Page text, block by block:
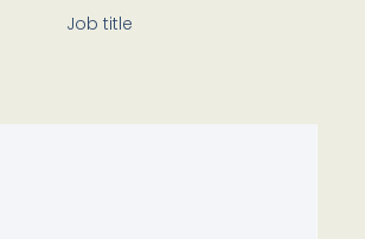
Job title